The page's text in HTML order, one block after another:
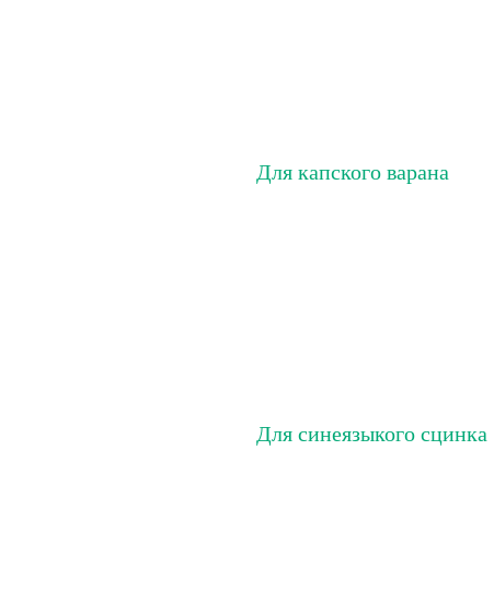
Для капского варана
Для синеязыкого сцинка